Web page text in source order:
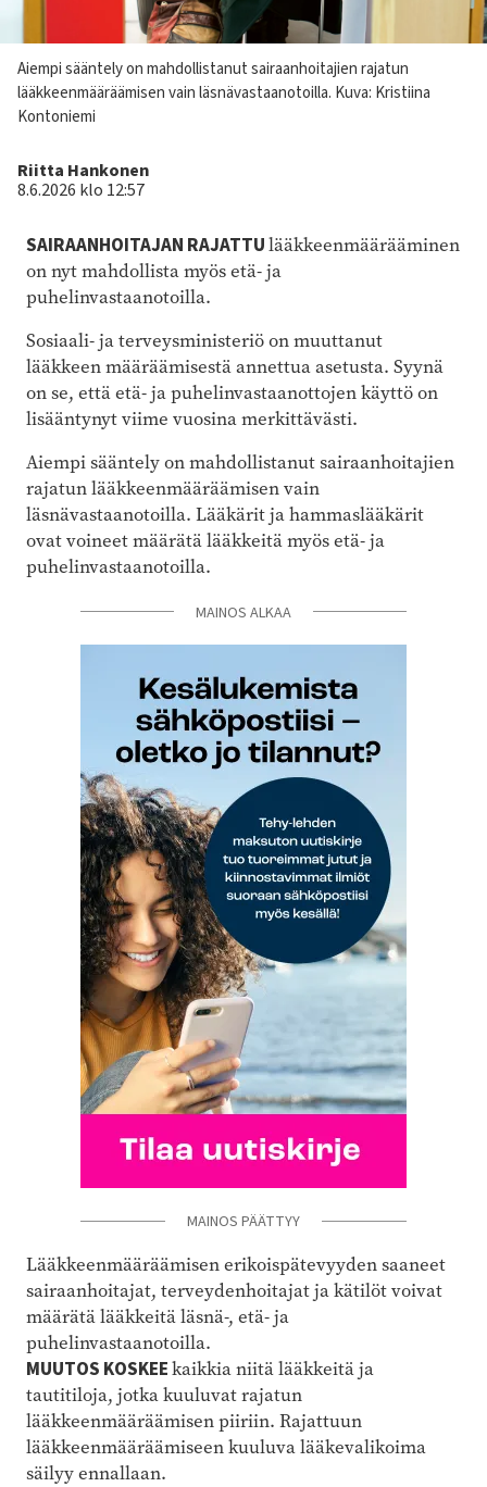
Kuvateksti
Aiempi sääntely on mahdollistanut sairaanhoitajien rajatun
lääkkeenmääräämisen vain läsnävastaanotoilla. Kuva: Kristiina
Kontoniemi
Kirjoittaja
Riitta Hankonen
8.6.2026 klo 12:57
SAIRAANHOITAJAN RAJATTUlääkkeenmäärääminen
on nyt mahdollista myös etä- ja
puhelinvastaanotoilla.
Sosiaali- ja terveysministeriö on muuttanut
lääkkeen määräämisestä annettua asetusta. Syynä
on se, että etä- ja puhelinvastaanottojen käyttö on
lisääntynyt viime vuosina merkittävästi.
Aiempi sääntely on mahdollistanut sairaanhoitajien
rajatun lääkkeenmääräämisen vain
läsnävastaanotoilla. Lääkärit ja hammaslääkärit
ovat voineet määrätä lääkkeitä myös etä- ja
puhelinvastaanotoilla.
MAINOS ALKAA
MAINOS PÄÄTTYY
Lääkkeenmääräämisen erikoispätevyyden saaneet
sairaanhoitajat, terveydenhoitajat ja kätilöt voivat
määrätä lääkkeitä läsnä-, etä- ja
puhelinvastaanotoilla.
MUUTOS KOSKEEkaikkia niitä lääkkeitä ja
tautitiloja, jotka kuuluvat rajatun
lääkkeenmääräämisen piiriin. Rajattuun
lääkkeenmääräämiseen kuuluva lääkevalikoima
säilyy ennallaan.